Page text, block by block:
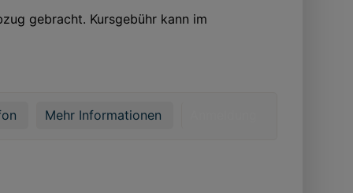
gebracht. Kursgebühr kann im
Mehr Informationen